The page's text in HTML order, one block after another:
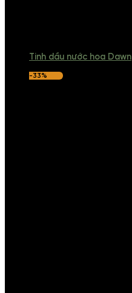
Tinh dầu nước hoa Dawn
-33%